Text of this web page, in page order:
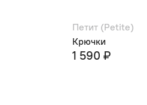
Петит (Petite)
Крючки
1 590 ₽